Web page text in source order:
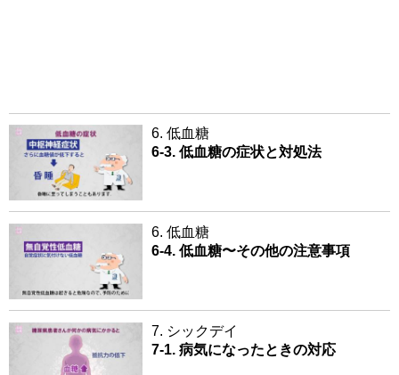
6. 低血糖
6-3. 低血糖の症状と対処法
6. 低血糖
6-4. 低血糖〜その他の注意事項
7. シックデイ
7-1. 病気になったときの対応